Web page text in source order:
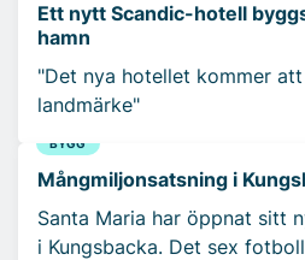
Ett nytt Scandic-hotell
hamn
"Det nya hotellet kommer
landmärke"
BYGG
Mångmiljonsatsning i
Santa Maria har öppnat sitt
i Kungsbacka. Det sex